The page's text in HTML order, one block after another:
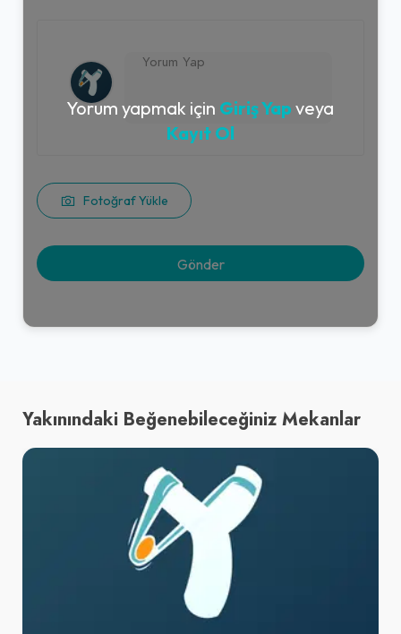
Fotoğraf Yükle
Yorum yapmak için Giriş Yap veya
Kayıt Ol
Yakınındaki Beğenebileceğiniz Mekanlar